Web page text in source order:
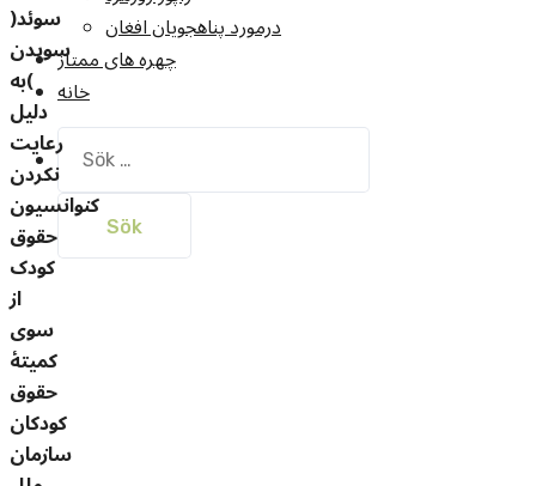
درمورد پناهجويان افغان
چهره های ممتاز
خانه
Sök
efter:
سوئد(
سويدن
)به
دلیل
رعایت
نکردن
کنوانسیون
حقوق
کودک
از
سوی
کمیتۀ
حقوق
کودکان
سازمان